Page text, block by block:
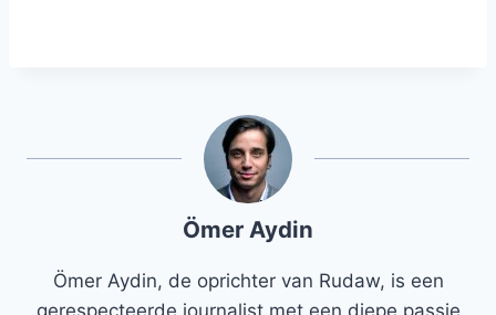
Ömer Aydin
Ömer Aydin, de oprichter van Rudaw, is een